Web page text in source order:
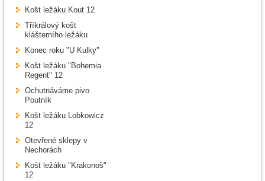
Košt ležáku Kout 12
Tříkrálový košt
klášterního ležáku
Konec roku "U Kulky"
Košt ležáku "Bohemia
Regent" 12
Ochutnáváme pivo
Poutník
Košt ležáku Lobkowicz
12
Otevřené sklepy v
Nechorách
Košt ležáku "Krakonoš"
12